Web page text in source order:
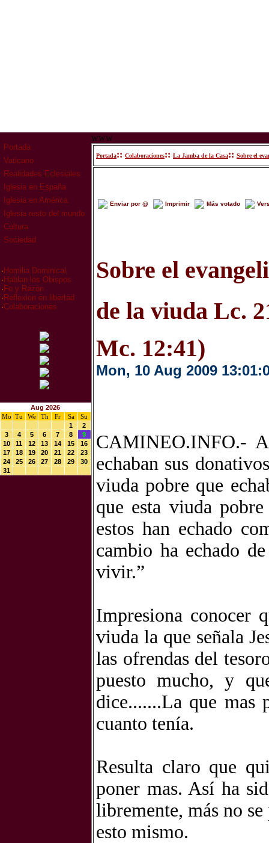
Portada
Vaticano
Realidades Eclesiales
Iglesia en España
Iglesia en América
Iglesia resto del mundo
Cultura
Sociedad
· Homilia Dominical
· Hablan los Obispos
· Fe y Razón
· Reflexion en libertad
·Colaboraciones
Aug 2026
Mo
Tu We Th Fr Sa
Su
1
2
3
4 5 6 7 8
9
10
11 12 13 14 15
16
17
18 19 20 21 22
23
24
25 26 27 28 29
30
31
www
Portada:: Colaboraciones:: La Jamba de la Casa:: Sobre el
Enviar por @ Imprimir Más votado
Sobre el
de la viuda Lc.
Mc. 12:41)
Mon, 10 Aug 2009
CAMINEO.INFO.-
echaban sus
viuda pobre que
que esta viuda
estos han echado
cambio ha echado
vivir.”
Impresiona conocer
viuda la que señala
las ofrendas del
puesto mucho, y
dice.......La que mas
cuanto tenía.
Resulta claro que
poner mas. Así ha
libremente, más no
esto mismo.